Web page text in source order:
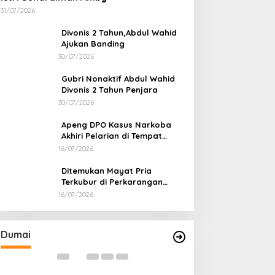
31/07/2026
Divonis 2 Tahun,Abdul Wahid
Ajukan Banding
30/07/2026
Gubri Nonaktif Abdul Wahid
Divonis 2 Tahun Penjara
30/07/2026
Apeng DPO Kasus Narkoba
Akhiri Pelarian di Tempat
Persembunyiannya di Kampar
16/07/2026
Ditemukan Mayat Pria
Terkubur di Perkarangan
Rumah
16/07/2026
Dumai
Empat Kepala Daerah Temui
Kemendikdasmen
Di Dumai
Nota